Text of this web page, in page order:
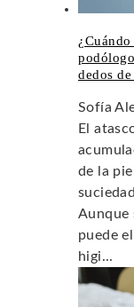
dedos
Sofía
El
de la
Aunque
puede
higi...